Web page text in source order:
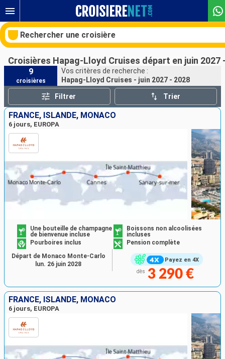
Rechercher une croisière
Nos destinations
Mois de départ
Ports
Rechercher
Croisières Hapag-Lloyd Cruises départ en juin 2027
9
croisières
Vos critères de recherche :
Hapag-Lloyd Cruises - juin 2027 - 2028
Filtrer Trier
FRANCE, ISLANDE, MONACO
6 jours, EUROPA
Payez en 4X
Une bouteille de champagne
de bienvenue incluse
Boissons non alcoolisées
incluses
Pourboires inclus
Pension complète
dès 3 290 €
Départ de Monaco Monte-Carlo
lun. 26 juin 2028
FRANCE, ISLANDE, MONACO
6 jours, EUROPA